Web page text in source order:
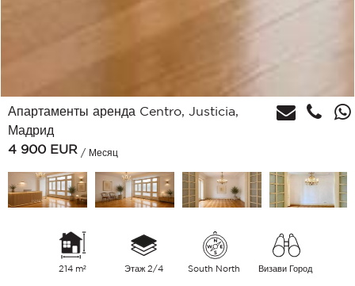
Апартаменты аренда Centro, Justicia,
Мадрид
4 900 EUR / Месяц
214 m² Этаж 2/4 South North Визави Город